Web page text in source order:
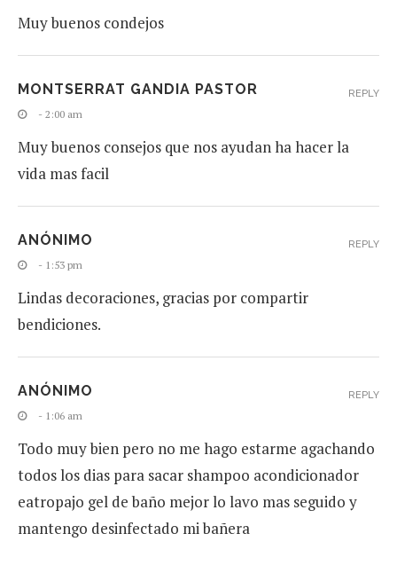
Muy buenos condejos
MONTSERRAT GANDIA PASTOR
- 2:00 am
Muy buenos consejos que nos ayudan ha hacer la
vida mas facil
REPLY
ANÓNIMO
- 1:53 pm
Lindas decoraciones, gracias por compartir
bendiciones.
REPLY
ANÓNIMO
- 1:06 am
Todo muy bien pero no me hago estarme agachando
todos los dias para sacar shampoo acondicionador
eatropajo gel de baño mejor lo lavo mas seguido y
mantengo desinfectado mi bañera
REPLY